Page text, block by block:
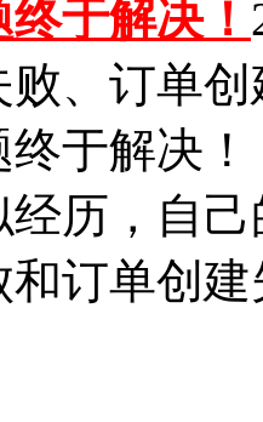
于解决！
、订单
于解决
历，自
和订单创